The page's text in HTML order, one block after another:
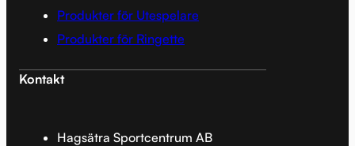
Produkter för Utespelare
Produkter för Ringette
Kontakt
Hagsätra Sportcentrum AB